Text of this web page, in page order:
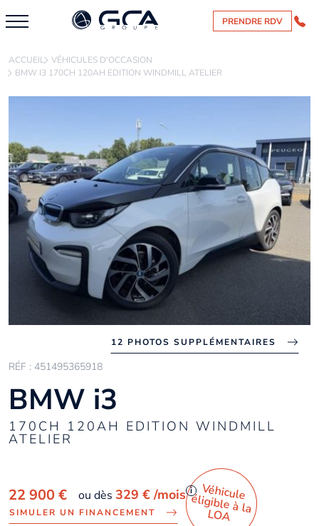
PRENDRE RDV
ACCUEIL VÉHICULES D'OCCASION
BMW I3 170CH 120AH EDITION WINDMILL ATELIER
12 PHOTOS SUPPLÉMENTAIRES
RÉF : 451495365918
BMW i3
170CH 120AH EDITION WINDMILL
ATELIER
22 900 € ou dès 329 €/mois i
SIMULER UN FINANCEMENT
Véhicule
éligible à la
LO
A